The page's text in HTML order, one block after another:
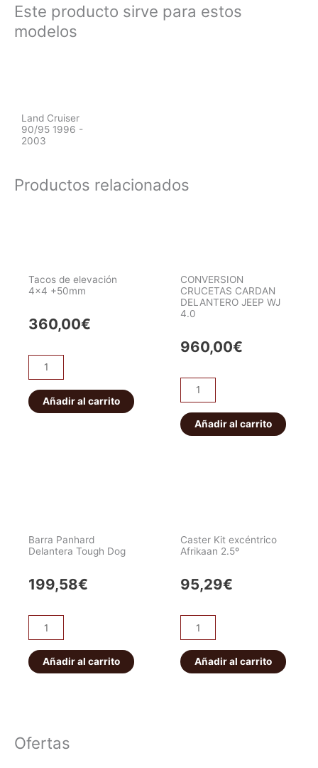
Este producto sirve para estos
modelos
Land Cruiser
90/95 1996 -
2003
Productos relacionados
Tacos de elevación
4×4 +50mm
360,00€
Tacos
de
elevación
4x4
Añadir al carrito
CONVERSION
CRUCETAS CARDAN
DELANTERO JEEP WJ
4.0
960,00€
CONVERSION
CRUCETAS
CARDAN
DELANTERO
Añadir al carrito
Barra Panhard
Delantera Tough Dog
199,58€
Barra
Panhard
Delantera
Tough
Añadir al carrito
Caster Kit excéntrico
Afrikaan 2.5º
95,29€
Caster
Kit
excéntrico
Afrikaan
Añadir al carrito
Ofertas